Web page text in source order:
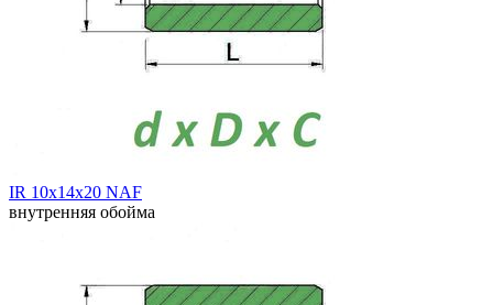
IR 10x14x20 NAF
внутренняя обойма